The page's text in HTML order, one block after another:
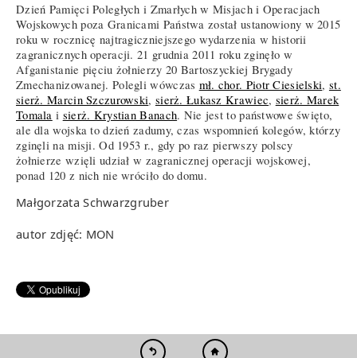
Dzień Pamięci Poległych i Zmarłych w Misjach i Operacjach
Wojskowych poza Granicami Państwa został ustanowiony w 2015
roku w rocznicę najtragiczniejszego wydarzenia w historii
zagranicznych operacji. 21 grudnia 2011 roku zginęło w
Afganistanie pięciu żołnierzy 20 Bartoszyckiej Brygady
Zmechanizowanej. Polegli wówczas mł. chor. Piotr Ciesielski, st.
sierż. Marcin Szczurowski, sierż. Łukasz Krawiec, sierż. Marek
Tomala i sierż. Krystian Banach. Nie jest to państwowe święto,
ale dla wojska to dzień zadumy, czas wspomnień kolegów, którzy
zginęli na misji. Od 1953 r., gdy po raz pierwszy polscy
żołnierze wzięli udział w zagranicznej operacji wojskowej,
ponad 120 z nich nie wróciło do domu.
Małgorzata Schwarzgruber
autor zdjęć: MON